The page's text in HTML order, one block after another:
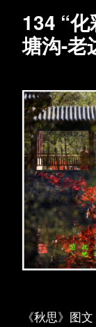
134 “
塘沟-老
《秋思》图